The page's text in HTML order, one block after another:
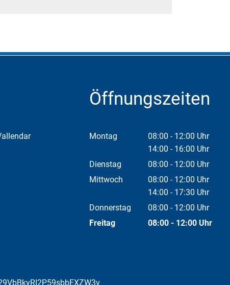
Öffnungszeiten
Montag 08:00 - 12:00 Uhr
Von 08:00 bis 12:00 Uhr
14:00 - 16:00 Uhr
Von 14:00 bis 16:00 Uhr
Dienstag 08:00 - 12:00 Uhr
Von 08:00 bis 12:00 Uhr
Mittwoch 08:00 - 12:00 Uhr
Von 08:00 bis 12:00 Uhr
14:00 - 17:30 Uhr
Von 14:00 bis 17:30 Uhr
Donnerstag 08:00 - 12:00 Uhr
Von 08:00 bis 12:00 Uhr
Freitag 08:00 - 12:00 Uhr